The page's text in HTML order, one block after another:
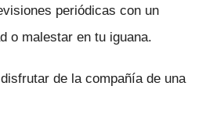
periódicas con un
o malestar en tu iguana.
de la compañía de una